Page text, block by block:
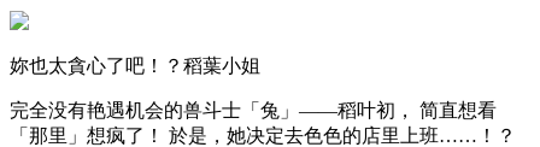
妳也太貪心了吧！？稻葉小姐
完全没有艳遇机会的兽斗士「兔」——稻叶初， 简直想看
「那里」想疯了！ 於是，她决定去色色的店里上班……！？